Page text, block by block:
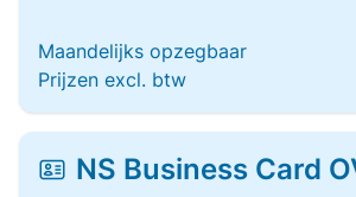
Maandelijks opzegbaar
Prijzen excl. btw
NS Business Card